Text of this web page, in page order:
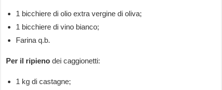
1 bicchiere di olio extra vergine di oliva;
1 bicchiere di vino bianco;
Farina q.b.
Per il ripieno dei caggionetti:
1 kg di castagne;